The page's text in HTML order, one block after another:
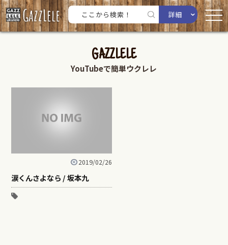
詳細
GAZZLELE
YouTubeで簡単ウクレレ
2019/02/26
涙くんさよなら / 坂本九